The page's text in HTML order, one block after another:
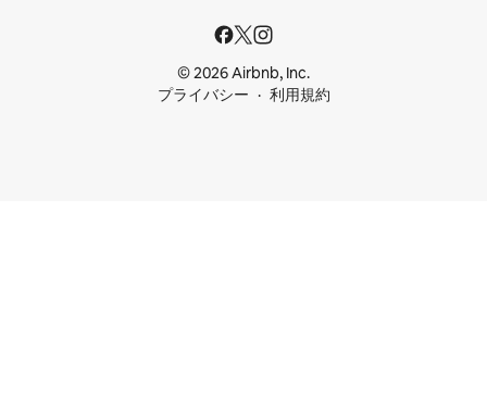
© 2026 Airbnb, Inc.
プライバシー
利用規約